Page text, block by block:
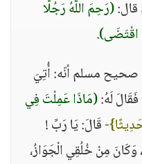
(رَحِمَ اللَّهُ رَجُلًا
اقْتَضَى).
صحيح مسلم أنّه: أُتِيَ
فَقَالَ لَهُ:(مَاذَا عَمِلْتَ فِي
- قَالَ: يَا رَبِّ !
وَكَانَ مِنْ خُلُقِي الْجَوَازُ،